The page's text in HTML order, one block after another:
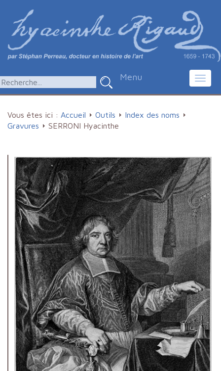
Menu
Vous êtes ici : Accueil Outils
Index des noms
Gravures
SERRONI Hyacinthe